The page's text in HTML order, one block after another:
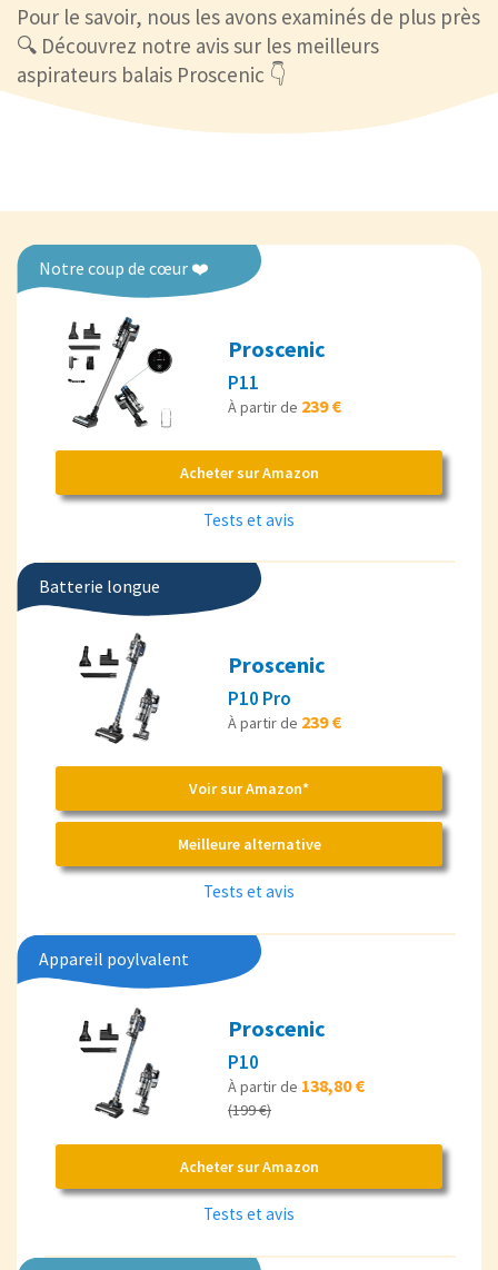
Pour le savoir, nous les avons examinés de plus près
🔍 Découvrez notre avis sur les meilleurs
aspirateurs balais Proscenic 👇
Notre coup de cœur ❤️
Proscenic
P11
À partir de 239 €
Acheter sur Amazon
Tests et avis
Batterie longue
Proscenic
P10 Pro
À partir de 239 €
Voir sur Amazon*
Meilleure alternative
Tests et avis
Appareil poylvalent
Proscenic
P10
À partir de 138,80 €
(199 €)
Acheter sur Amazon
Tests et avis